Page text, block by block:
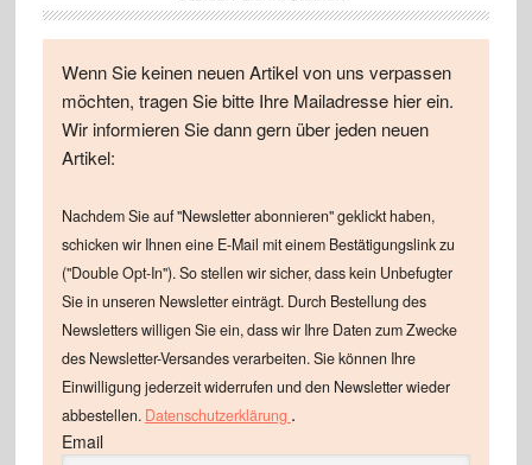
Wenn Sie keinen neuen Artikel von uns verpassen
möchten, tragen Sie bitte Ihre Mailadresse hier ein.
Wir informieren Sie dann gern über jeden neuen
Artikel:
Nachdem Sie auf "Newsletter abonnieren" geklickt haben,
schicken wir Ihnen eine E-Mail mit einem Bestätigungslink zu
("Double Opt-In"). So stellen wir sicher, dass kein Unbefugter
Sie in unseren Newsletter einträgt. Durch Bestellung des
Newsletters willigen Sie ein, dass wir Ihre Daten zum Zwecke
des Newsletter-Versandes verarbeiten. Sie können Ihre
Einwilligung jederzeit widerrufen und den Newsletter wieder
abbestellen. Datenschutzerklärung .
Email